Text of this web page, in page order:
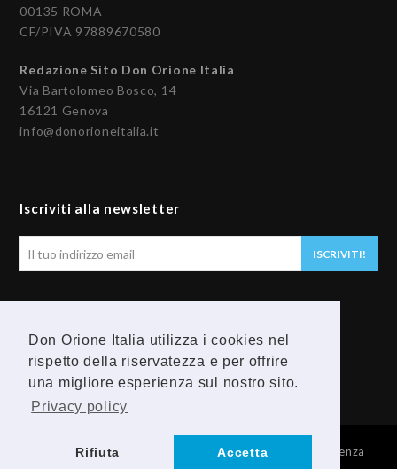
Don Orione Italia utilizza i cookies nel
rispetto della riservatezza e per offrire
una migliore esperienza sul nostro sito.
Privacy policy
Rifiuta Accetta
00135 ROMA
CF/PIVA 97889670580
Redazione Sito Don Orione Italia
Via Bartolomeo Bosco, 14
16121 Genova
info@donorioneitalia.it
Iscriviti alla newsletter
tuo
ISCRIVITI!
F
Y
o
t
© 2026 Provincia Religiosa Madre della Divina Provvidenza